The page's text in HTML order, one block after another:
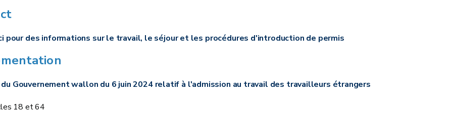
pour des informations sur le travail, le séjour et les procédures d'introduction de permis
Gouvernement wallon du 6 juin 2024 relatif à l'admission au travail des travailleurs étrangers
18 et 64